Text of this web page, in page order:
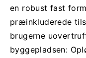
en robust fast
præinkluderede
brugerne
byggepladsen: